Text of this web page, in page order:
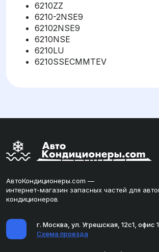
6210ZZ
6210-2NSE9
62102NSE9
6210NSE
6210LU
6210SSECMMTEV
АвтоКондиционеры.com —
интернет-магазин запасных частей для
кондиционеров
г. Москва, ул. Угрешская, 12с1, офис
Схема проезда